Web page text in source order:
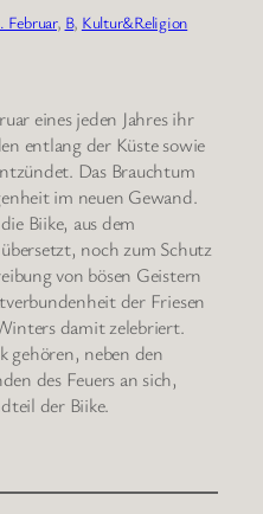
Februar, B, Kultur&Religion
eines jeden Jahres ihr
entlang der Küste sowie
Das Brauchtum
im neuen Gewand.
Biike, aus dem
noch zum Schutz
von bösen Geistern
der Friesen
damit zelebriert.
gehören, neben den
des Feuers an sich,
der Biike.